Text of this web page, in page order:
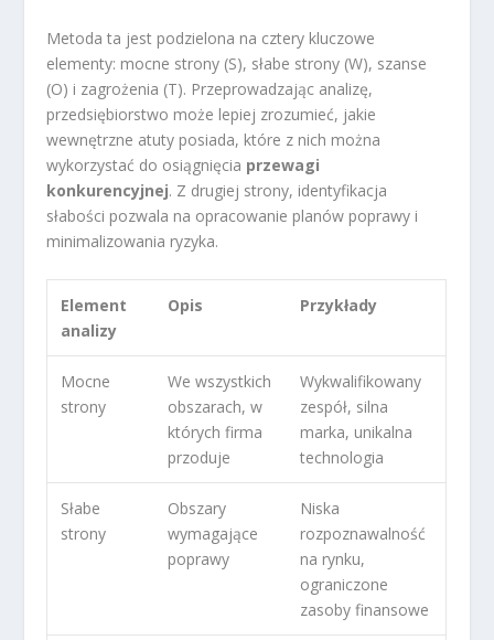
Metoda ta jest podzielona na cztery kluczowe
elementy: mocne strony (S), słabe strony (W), szanse
(O) i zagrożenia (T). Przeprowadzając analizę,
przedsiębiorstwo może lepiej zrozumieć, jakie
wewnętrzne atuty posiada, które z nich można
wykorzystać do osiągnięcia przewagi
konkurencyjnej. Z drugiej strony, identyfikacja
słabości pozwala na opracowanie planów poprawy i
minimalizowania ryzyka.
Element
analizy
Opis Przykłady
Mocne
strony
We wszystkich
obszarach, w
których firma
przoduje
Wykwalifikowany
zespół, silna
marka, unikalna
technologia
Słabe
strony
Obszary
wymagające
poprawy
Niska
rozpoznawalność
na rynku,
ograniczone
zasoby finansowe